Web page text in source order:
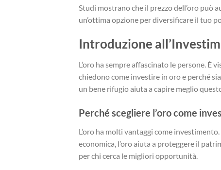
Studi mostrano che il prezzo dell’oro può
un’ottima opzione per diversificare il tuo
Introduzione
L’oro ha sempre affascinato le persone. È
chiedono come investire in oro e perché
un bene rifugio aiuta a capire meglio
Perché scegliere l’oro come
L’oro ha molti vantaggi come
economica, l’oro aiuta a proteggere il
per chi cerca le migliori opportunità.